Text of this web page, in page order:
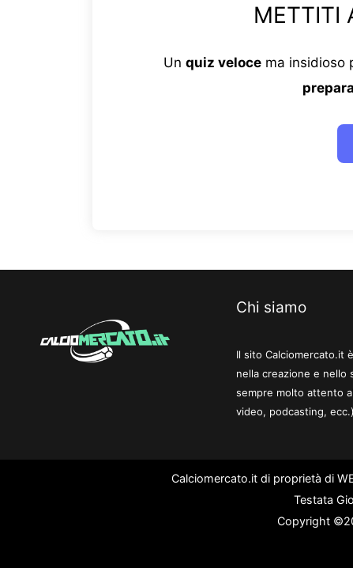
METTITI
Un quiz velocema insidioso
Chi siamo
Il sito Calciomercato.it
nella creazione e nello
sempre molto attento
video, podcasting,
Calciomercato.it di proprietà di
Testata
Copyright